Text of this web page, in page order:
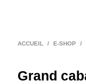
ACCUEIL / E-SHOP /
Grand